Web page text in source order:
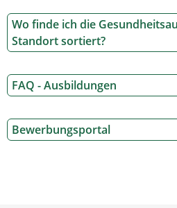
Wo finde ich die
Standort sortiert?
FAQ - Ausbildungen
Bewerbungsportal